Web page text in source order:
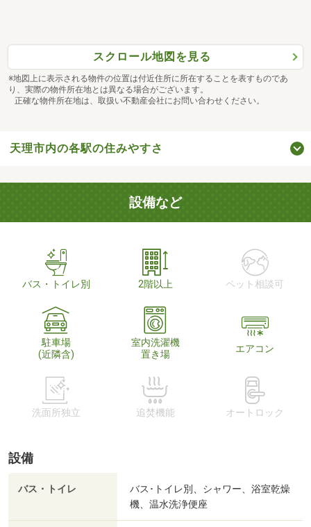
スクロール地図を見る
※地図上に表示される物件の位置は付近住所に所在することを表すものであ
り、実際の物件所在地とは異なる場合がございます。
正確な物件所在地は、取扱い不動産会社にお問い合わせください。
天理市内の各駅の住みやすさ
設備など
バス・トイレ別 2階以上 ペット相談可
駐車場
(近隣含)
室内洗濯機
置き場
エアコン
洗面所独立 追焚機能 オートロック
設備
バス・トイレ
バス･トイレ別、シャワー、浴室乾燥
機、温水洗浄便座